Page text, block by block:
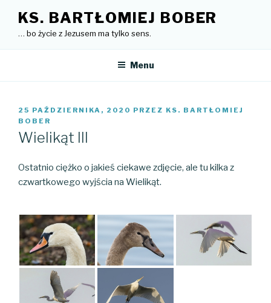
treści
KS. BARTŁOMIEJ BOBER
… bo życie z Jezusem ma tylko sens.
Menu
OPUBLIKOWANE
W
25 PAŹDZIERNIKA, 2020 PRZEZ KS. BARTŁOMIEJ
BOBER
Wielikąt III
Ostatnio ciężko o jakieś ciekawe zdjęcie, ale tu kilka z
czwartkowego wyjścia na Wielikąt.